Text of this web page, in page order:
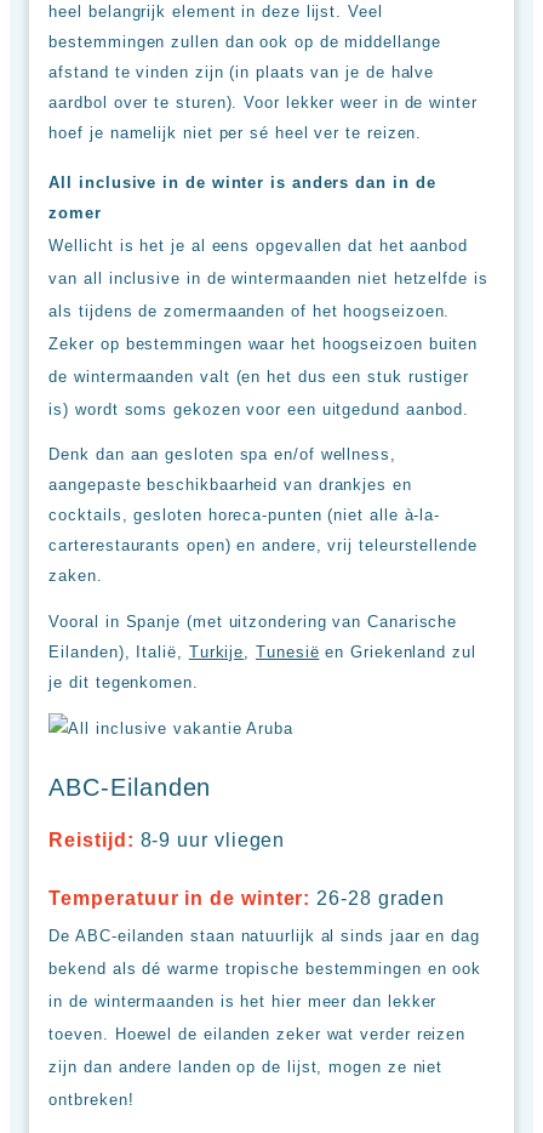
Populaire
Adults
inclusive
resorts
Italiaans
restaurant
hotels
inclusive
resorts
heel belangrijk element in deze lijst. Veel
bestemmingen zullen dan ook op de middellange
afstand te vinden zijn (in plaats van je de halve
aardbol over te sturen). Voor lekker weer in de winter
hoef je namelijk niet per sé heel ver te reizen.
All inclusive in de winter is anders dan in de
zomer
Wellicht is het je al eens opgevallen dat het aanbod
van all inclusive in de wintermaanden niet hetzelfde is
als tijdens de zomermaanden of het hoogseizoen.
Zeker op bestemmingen waar het hoogseizoen buiten
de wintermaanden valt (en het dus een stuk rustiger
is) wordt soms gekozen voor een uitgedund aanbod.
Denk dan aan gesloten spa en/of wellness,
aangepaste beschikbaarheid van drankjes en
cocktails, gesloten horeca-punten (niet alle à-la-
carterestaurants open) en andere, vrij teleurstellende
zaken.
Vooral in Spanje (met uitzondering van Canarische
Eilanden), Italië, Turkije,Tunesië en Griekenland zul
je dit tegenkomen.
ABC-Eilanden
Reistijd: 8-9 uur vliegen
Temperatuur in de winter: 26-28 graden
De ABC-eilanden staan natuurlijk al sinds jaar en dag
bekend als dé warme tropische bestemmingen en ook
in de wintermaanden is het hier meer dan lekker
toeven. Hoewel de eilanden zeker wat verder reizen
zijn dan andere landen op de lijst, mogen ze niet
ontbreken!